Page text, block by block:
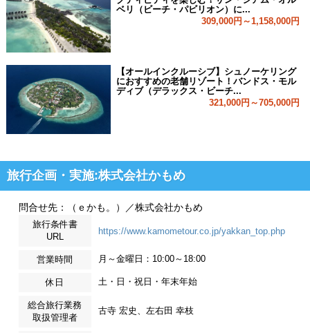
ベリ（ビーチ・パビリオン）に...
309,000円～1,158,000円
【オールインクルーシブ】シュノーケリング
におすすめの老舗リゾート！バンドス・モル
ディブ（デラックス・ビーチ...
321,000円～705,000円
旅行企画・実施:株式会社かもめ
問合せ先：（ｅかも。）／株式会社かもめ
旅行条件書
URL
https://www.kamometour.co.jp/yakkan_top.php
営業時間 月～金曜日：10:00～18:00
休日 土・日・祝日・年末年始
総合旅行業務
取扱管理者
古寺 宏史、左右田 幸枝